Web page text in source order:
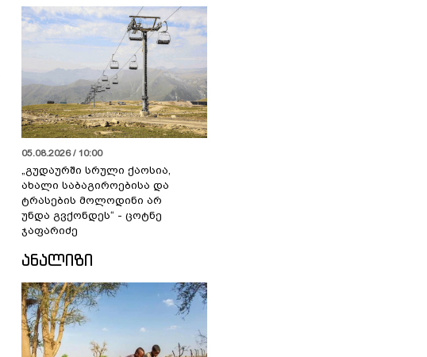
05.08.2026 / 10:00
„გუდაურში სრული ქაოსია,
ახალი საბაგიროებისა და
ტრასების მოლოდინი არ
უნდა გვქონდეს“ - ცოტნე
ჯაფარიძე
ᲐᲜᲐᲚᲘᲖᲘ